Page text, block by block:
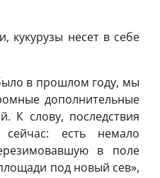
кукурузы несет в себе
в прошлом году, мы
дополнительные
К слову, последствия
есть немало
в поле
под новый сев»,